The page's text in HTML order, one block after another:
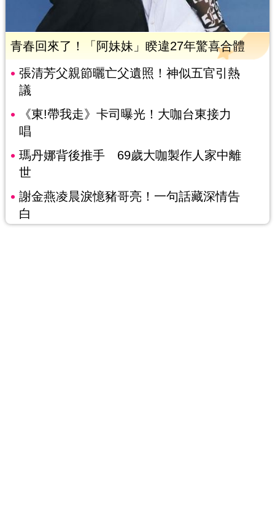
青春回來了！「阿妹妹」睽違27年驚喜合體
張清芳父親節曬亡父遺照！神似五官引熱
議
《東!帶我走》卡司曝光！大咖台東接力
唱
瑪丹娜背後推手 69歲大咖製作人家中離
世
謝金燕凌晨淚憶豬哥亮！一句話藏深情告
白